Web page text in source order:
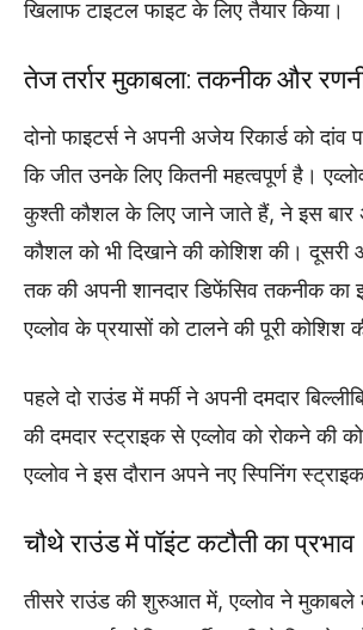
खिलाफ टाइटल फाइट के लिए तैयार किया।
तेज तर्रार मुकाबला: तकनीक और
दोनो फाइटर्स ने अपनी अजेय रिकार्ड को दांव
कि जीत उनके लिए कितनी महत्वपूर्ण है।
कुश्ती कौशल के लिए जाने जाते हैं, ने इस बार
कौशल को भी दिखाने की कोशिश की। दूसरी
तक की अपनी शानदार डिफेंसिव तकनीक का
एव्लोव के प्रयासों को टालने की पूरी कोशिश
पहले दो राउंड में मर्फी ने अपनी दमदार
की दमदार स्ट्राइक से एव्लोव को रोकने की
एव्लोव ने इस दौरान अपने नए स्पिनिंग
चौथे राउंड में पॉइंट कटौती का प्रभाव
तीसरे राउंड की शुरुआत में, एव्लोव ने मुकाबले